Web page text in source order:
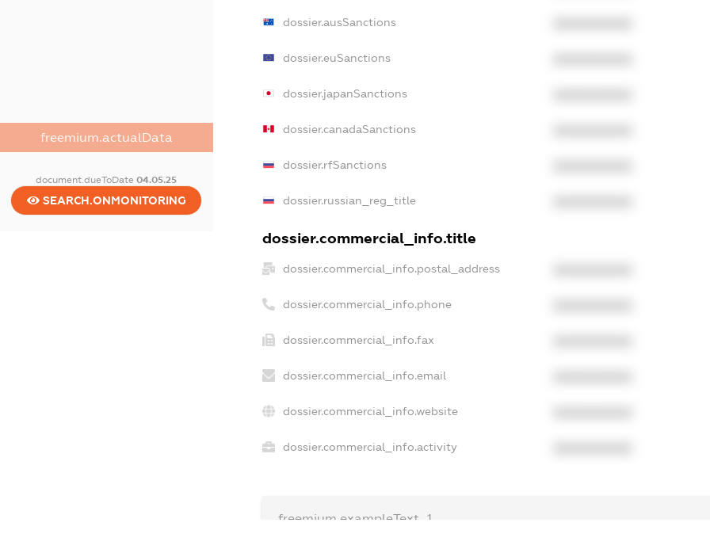
freemium.actualData
document.dueToDate04.05.25
SEARCH.ONMONITORING
dossier.ausSanctions
dossier.euSanctions
dossier.japanSanctions
dossier.canadaSanctions
dossier.rfSanctions
dossier.russian_reg_title
dossier.commercial_info.title
dossier.commercial_info.postal_address
dossier.commercial_info.phone
dossier.commercial_info.fax
dossier.commercial_info.email
dossier.commercial_info.website
dossier.commercial_info.activity
freemium.exampleText_1